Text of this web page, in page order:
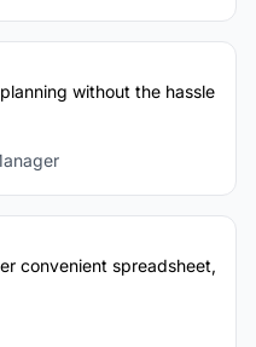
without the hassle
convenient spreadsheet,